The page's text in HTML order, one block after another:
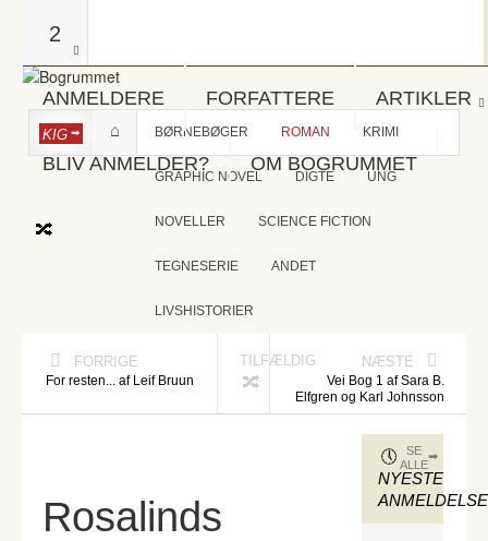
2
ANMELDERE FORFATTERE ARTIKLER
BLIV ANMELDER? OM BOGRUMMET
KIG BØRNEBØGER ROMAN KRIMI
GRAPHIC NOVEL DIGTE UNG
NOVELLER SCIENCE FICTION
TEGNESERIE ANDET
LIVSHISTORIER
FORRIGE
For resten... af Leif Bruun
TILFÆLDIG NÆSTE
Vei Bog 1 af Sara B.
Elfgren og Karl Johnsson
Rosalinds
NYESTE
SE
ALLE